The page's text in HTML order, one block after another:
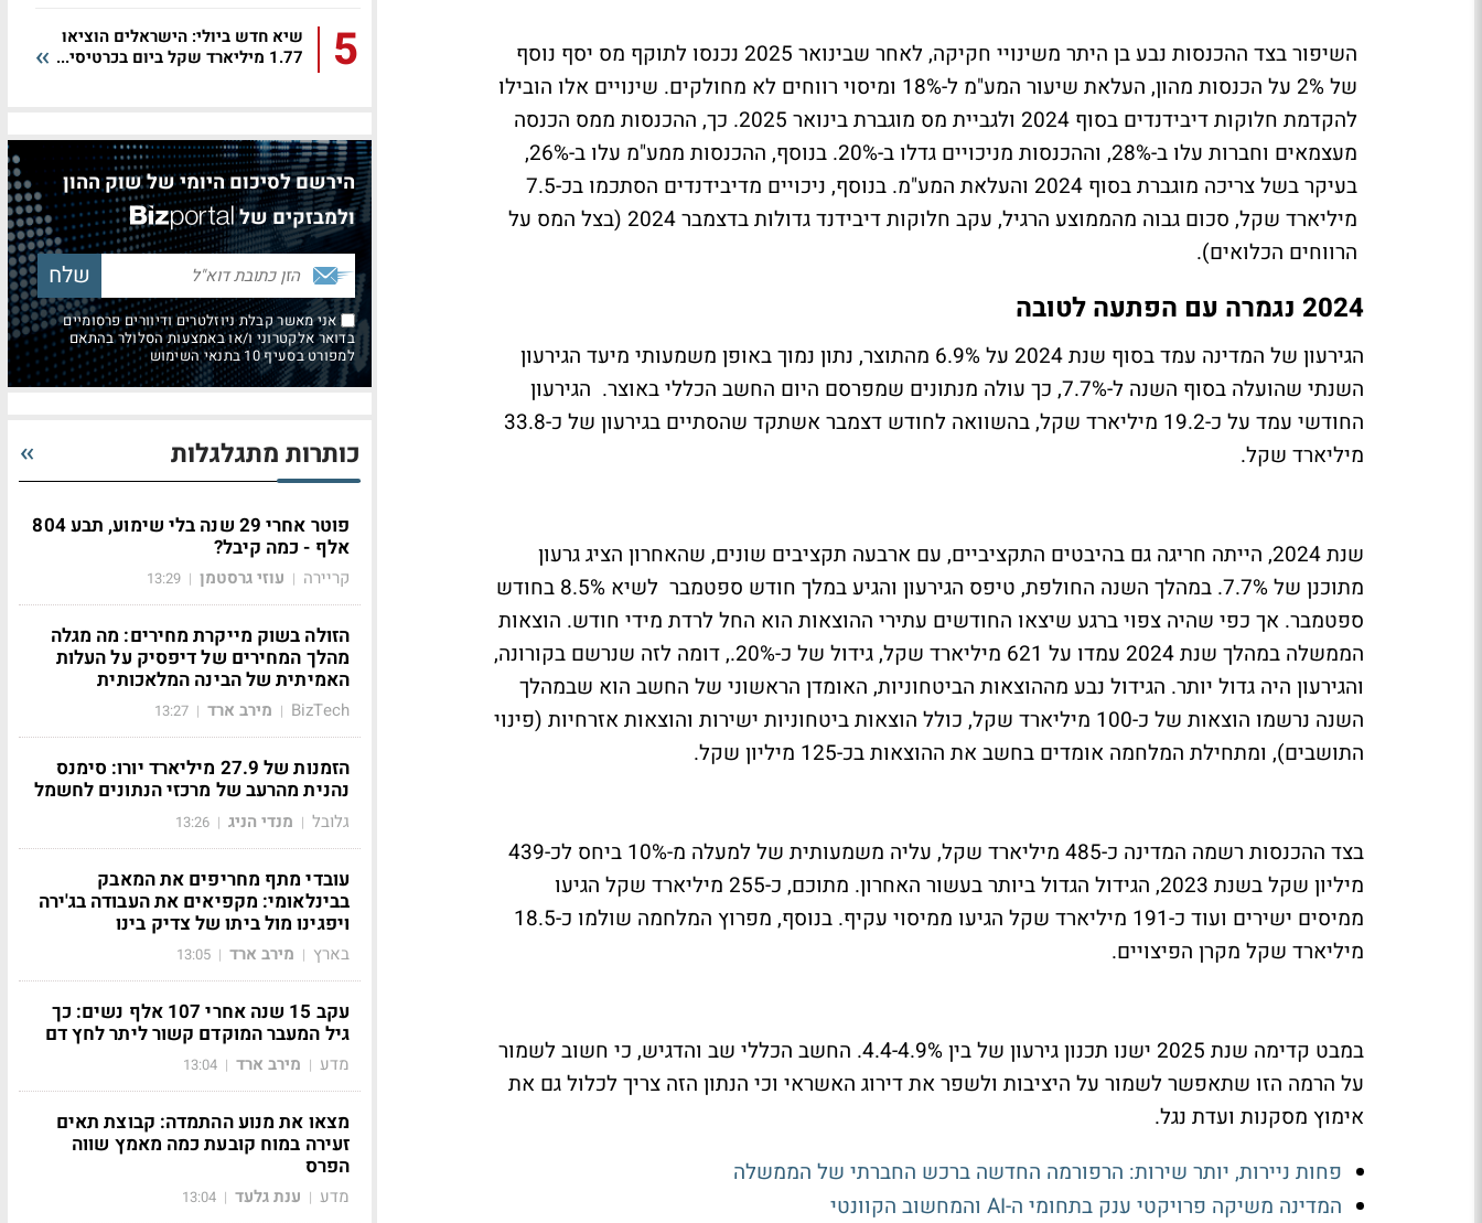
השיפור בצד ההכנסות נבע בן היתר משינויי חקיקה, לאחר שבינואר 2025 נכנסו לתוקף מס יסף נוסף
של 2% על הכנסות מהון, העלאת שיעור המע"מ ל-18% ומיסוי רווחים לא מחולקים. שינויים אלו הובילו
להקדמת חלוקות דיבידנדים בסוף 2024 ולגביית מס מוגברת בינואר 2025. כך, ההכנסות ממס הכנסה
מעצמאים וחברות עלו ב-28%, וההכנסות מניכויים גדלו ב-20%. בנוסף, ההכנסות ממע"מ עלו ב-26%,
בעיקר בשל צריכה מוגברת בסוף 2024 והעלאת המע"מ. בנוסף, ניכויים מדיבידנדים הסתכמו בכ-7.5
מיליארד שקל, סכום גבוה מהממוצע הרגיל, עקב חלוקות דיבידנד גדולות בדצמבר 2024 (בצל המס על
הרווחים הכלואים).
2024 נגמרה עם הפתעה לטובה
הגירעון של המדינה עמד בסוף שנת 2024 על 6.9% מהתוצר, נתון נמוך באופן משמעותי מיעד הגירעון
השנתי שהועלה בסוף השנה ל-7.7%, כך עולה מנתונים שמפרסם היום החשב הכללי באוצר. הגירעון
החודשי עמד על כ-19.2 מיליארד שקל, בהשוואה לחודש דצמבר אשתקד שהסתיים בגירעון של כ-33.8
מיליארד שקל.
שנת 2024, הייתה חריגה גם בהיבטים התקציביים, עם ארבעה תקציבים שונים, שהאחרון הציג גרעון
מתוכנן של 7.7%. במהלך השנה החולפת, טיפס הגירעון והגיע במלך חודש ספטמבר לשיא 8.5% בחודש
ספטמבר. אך כפי שהיה צפוי ברגע שיצאו החודשים עתירי ההוצאות הוא החל לרדת מידי חודש. הוצאות
הממשלה במהלך שנת 2024 עמדו על 621 מיליארד שקל, גידול של כ-20%., דומה לזה שנרשם בקורונה,
והגירעון היה גדול יותר. הגידול נבע מההוצאות הביטחוניות, האומדן הראשוני של החשב הוא שבמהלך
השנה נרשמו הוצאות של כ-100 מיליארד שקל, כולל הוצאות ביטחוניות ישירות והוצאות אזרחיות (פינוי
התושבים), ומתחילת המלחמה אומדים בחשב את ההוצאות בכ-125 מיליון שקל.
בצד ההכנסות רשמה המדינה כ-485 מיליארד שקל, עליה משמעותית של למעלה מ-10% ביחס לכ-439
מיליון שקל בשנת 2023, הגידול הגדול ביותר בעשור האחרון. מתוכם, כ-255 מיליארד שקל הגיעו
ממיסים ישירים ועוד כ-191 מיליארד שקל הגיעו ממיסוי עקיף. בנוסף, מפרוץ המלחמה שולמו כ-18.5
מיליארד שקל מקרן הפיצויים.
במבט קדימה שנת 2025 ישנו תכנון גירעון של בין 4.4-4.9%. החשב הכללי שב והדגיש, כי חשוב לשמור
על הרמה הזו שתאפשר לשמור על היציבות ולשפר את דירוג האשראי וכי הנתון הזה צריך לכלול גם את
אימוץ מסקנות ועדת נגל.
פחות ניירות, יותר שירות: הרפורמה החדשה ברכש החברתי של הממשלה
המדינה משיקה פרויקטי ענק בתחומי ה-AI והמחשוב הקוונטי
5
שיא חדש ביולי: הישראלים הוציאו
1.77 מיליארד שקל ביום בכרטיסי...
הירשם לסיכום היומי של שוק ההון
ולמבזקים של
אני מאשר קבלת ניוזלטרים ודיוורים פרסומיים
בדואר אלקטרוני ו/או באמצעות הסלולר בהתאם
למפורט בסעיף 10 בתנאי השימוש
כותרות מתגלגלות
פוטר אחרי 29 שנה בלי שימוע, תבע 804
אלף - כמה קיבל?
קריירה | עוזי גרסטמן |
13:29
הזולה בשוק מייקרת מחירים: מה מגלה
מהלך המחירים של דיפסיק על העלות
האמיתית של הבינה המלאכותית
BizTech
| מירב ארד |
13:27
הזמנות של 27.9 מיליארד יורו: סימנס
נהנית מהרעב של מרכזי הנתונים לחשמל
גלובל | מנדי הניג |
13:26
עובדי מתף מחריפים את המאבק
בבינלאומי: מקפיאים את העבודה בג'ירה
ויפגינו מול ביתו של צדיק בינו
בארץ | מירב ארד |
13:05
עקב 15 שנה אחרי 107 אלף נשים: כך
גיל המעבר המוקדם קשור ליתר לחץ דם
מדע | מירב ארד |
13:04
מצאו את מנוע ההתמדה: קבוצת תאים
זעירה במוח קובעת כמה מאמץ שווה
הפרס
מדע | ענת גלעד |
13:04